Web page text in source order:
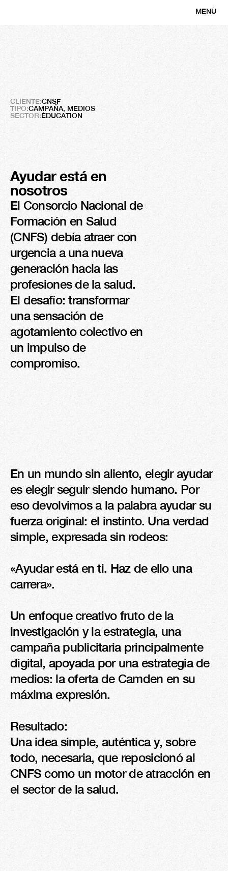
MENÚ
CNSF
Revalorizar una vocación
al
límite
CLIENTE:CNSF
TIPO:CAMPAÑA, MEDIOS
SECTOR:ÉDUCATION
Ayudar está en
nosotros
El Consorcio Nacional de
Formación en Salud
(CNFS) debía atraer con
urgencia a una nueva
generación hacia las
profesiones de la salud.
El desafío: transformar
una sensación de
agotamiento colectivo en
un impulso de
compromiso.
Résultats
+5M
Impresiones
12,5%
ALCANCE
En un mundo sin aliento, elegir ayudar
es elegir seguir siendo humano. Por
eso devolvimos a la palabra ayudar su
fuerza original: el instinto. Una verdad
simple, expresada sin rodeos:
«Ayudar está en ti. Haz de ello una
carrera».
Un enfoque creativo fruto de la
investigación y la estrategia, una
campaña publicitaria principalmente
digital, apoyada por una estrategia de
medios: la oferta de Camden en su
máxima expresión.
Resultado:
Una idea simple, auténtica y, sobre
todo, necesaria, que reposicionó al
CNFS como un motor de atracción en
el sector de la salud.